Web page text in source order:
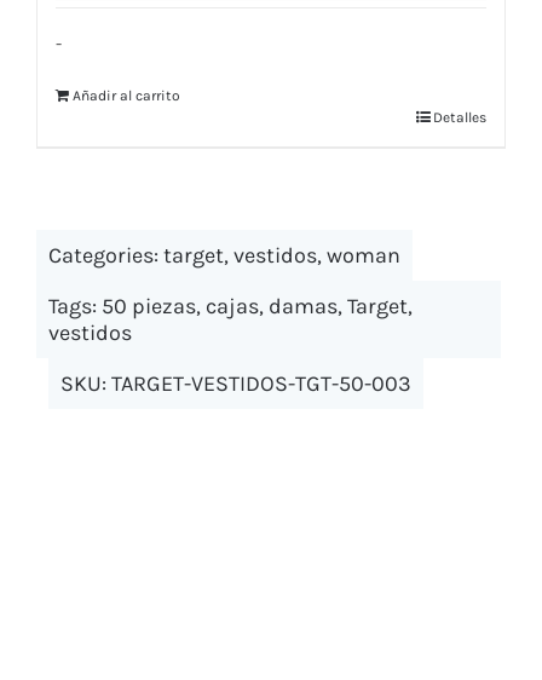
-
Añadir al carrito
Detalles
Categories: target,vestidos,woman
Tags: 50 piezas, cajas, damas,Target,
vestidos
SKU: TARGET-VESTIDOS-TGT-50-003